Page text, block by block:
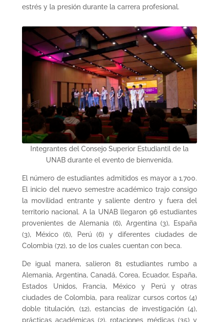
estrés y la presión durante la carrera profesional.
Integrantes del Consejo Superior Estudiantil de la
UNAB durante el evento de bienvenida.
El número de estudiantes admitidos es mayor a 1.700.
El inicio del nuevo semestre académico trajo consigo
la movilidad entrante y saliente dentro y fuera del
territorio nacional. A la UNAB llegaron 96 estudiantes
provenientes de Alemania (6), Argentina (3), España
(3), México (6), Perú (6) y diferentes ciudades de
Colombia (72), 10 de los cuales cuentan con beca.
De igual manera, salieron 81 estudiantes rumbo a
Alemania, Argentina, Canadá, Corea, Ecuador, España,
Estados Unidos, Francia, México y Perú y otras
ciudades de Colombia, para realizar cursos cortos (4)
doble titulación, (12), estancias de investigación (4),
prácticas académicas (2), rotaciones médicas (35) y